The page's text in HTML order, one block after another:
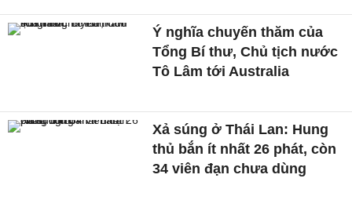
Ý nghĩa chuyến thăm của
Tổng Bí thư, Chủ tịch nước
Tô Lâm tới Australia
Xả súng ở Thái Lan: Hung
thủ bắn ít nhất 26 phát, còn
34 viên đạn chưa dùng